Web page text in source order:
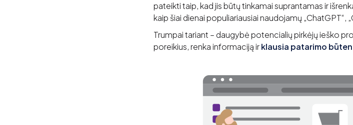
pateikti taip, kad jis būtų tinkamai suprantamas ir
kaip šiai dienai populiariausiai naudojamų „ChatGPT“,
Trumpai tariant – daugybė potencialių pirkėjų ieško
poreikius, renka informaciją irklausia patarimo